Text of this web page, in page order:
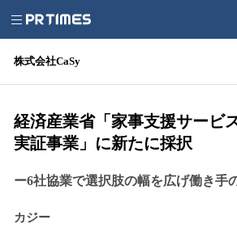
株式会社CaSy
経済産業省「家事支援サービ
実証事業」に新たに採択
ー6社協業で選択肢の幅を広げ働き手
カジー